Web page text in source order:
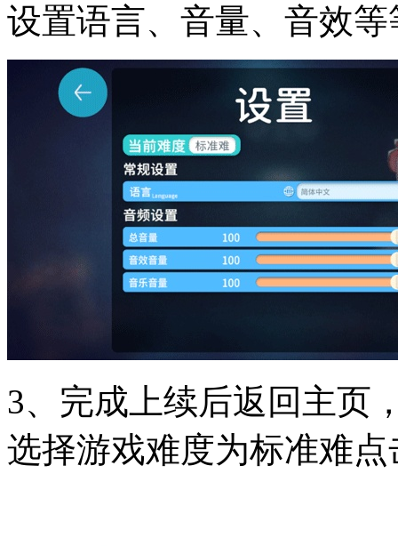
设置语言、音量、音效等
3、完成上续后返回主页
选择游戏难度为标准难